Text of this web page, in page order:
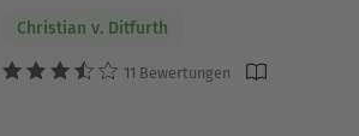
Christian v. Ditfurth
11 Bewertungen